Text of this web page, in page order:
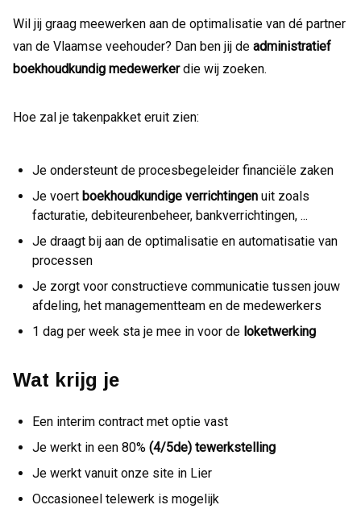
Wil jij graag meewerken aan de optimalisatie van dé partner
van de Vlaamse veehouder? Dan ben jij de administratief
boekhoudkundig medewerkerdie wij zoeken.
Hoe zal je takenpakket eruit zien:
Je ondersteunt de procesbegeleider financiële zaken
Je voert boekhoudkundige verrichtingen uit zoals
facturatie, debiteurenbeheer, bankverrichtingen, ...
Je draagt bij aan de optimalisatie en automatisatie van
processen
Je zorgt voor constructieve communicatie tussen jouw
afdeling, het managementteam en de medewerkers
1 dag per week sta je mee in voor de loketwerking
Wat krijg je
Een interim contract met optie vast
Je werkt in een 80% (4/5de) tewerkstelling
Je werkt vanuit onze site in Lier
Occasioneel telewerk is mogelijk